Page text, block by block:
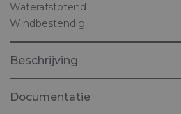
Waterafstotend
Windbestendig
Beschrijving
Documentatie